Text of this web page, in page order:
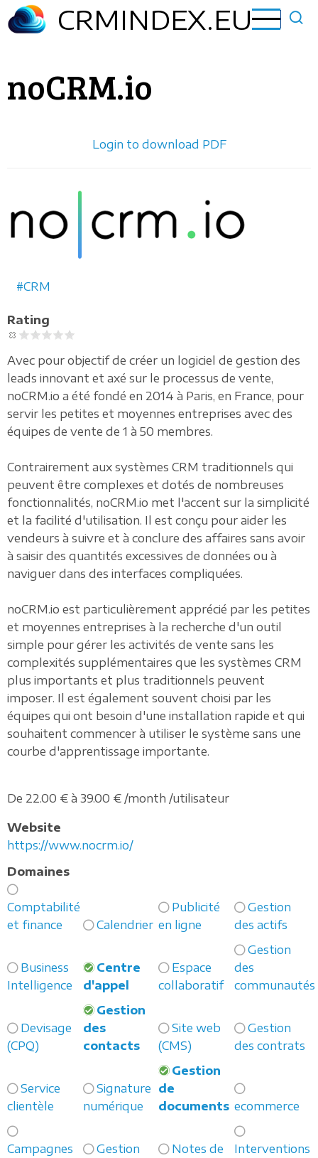
Aller
au
CRMINDEX.EU
noCRM.io
Login to download PDF
logo
CRM
Rating
Avec pour objectif de créer un logiciel de gestion des
leads innovant et axé sur le processus de vente,
noCRM.io a été fondé en 2014 à Paris, en France, pour
servir les petites et moyennes entreprises avec des
équipes de vente de 1 à 50 membres.
Contrairement aux systèmes CRM traditionnels qui
peuvent être complexes et dotés de nombreuses
fonctionnalités, noCRM.io met l'accent sur la simplicité
et la facilité d'utilisation. Il est conçu pour aider les
vendeurs à suivre et à conclure des affaires sans avoir
à saisir des quantités excessives de données ou à
naviguer dans des interfaces compliquées.
noCRM.io est particulièrement apprécié par les petites
et moyennes entreprises à la recherche d'un outil
simple pour gérer les activités de vente sans les
complexités supplémentaires que les systèmes CRM
plus importants et plus traditionnels peuvent
imposer. Il est également souvent choisi par les
équipes qui ont besoin d'une installation rapide et qui
souhaitent commencer à utiliser le système sans une
courbe d'apprentissage importante.
De 22.00 € à 39.00 € /month /utilisateur
Website
https://www.nocrm.io/
Domaines
Comptabilité
et finance
Calendrier
Publicité
en ligne
Gestion
des actifs
Business
Intelligence
Centre
d'appel
Espace
collaboratif
Gestion
des
communautés
Devisage
(CPQ)
Gestion
des
contacts
Site web
(CMS)
Gestion
des contrats
Service
clientèle
Signature
numérique
Gestion
de
documents ecommerce
Campagnes
Gestion
Notes de
Interventions